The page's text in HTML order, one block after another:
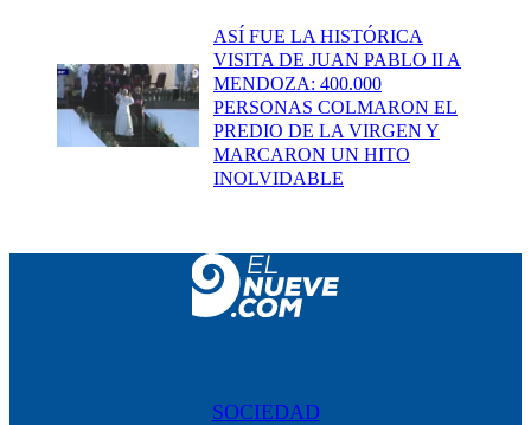
ASÍ FUE LA HISTÓRICA
VISITA DE JUAN PABLO II A
MENDOZA: 400.000
PERSONAS COLMARON EL
PREDIO DE LA VIRGEN Y
MARCARON UN HITO
INOLVIDABLE
SOCIEDAD